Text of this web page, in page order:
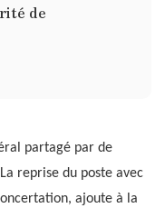
de
partagé par de
reprise du poste avec
ajoute à la